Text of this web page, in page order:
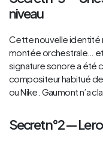
niveau
Cette nouvelle identité
montée orchestrale…
signature sonore a été
compositeur habitué
ou Nike. Gaumont n’a
Secret n°2 — Le